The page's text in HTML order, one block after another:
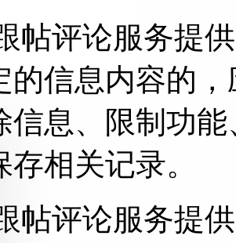
帖评论服务提
的信息内容的
信息、限制功
相关记录。
帖评论服务提